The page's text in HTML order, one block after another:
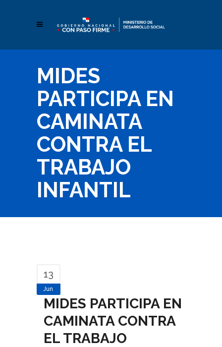
MIDES
PARTICIPA EN
CAMINATA
CONTRA EL
TRABAJO
INFANTIL
13
Jun
MIDES PARTICIPA EN
CAMINATA CONTRA
EL TRABAJO